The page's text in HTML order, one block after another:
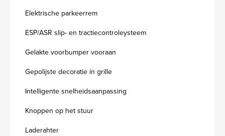
Elektrische parkeerrem
ESP/ASR slip- en tractiecontroleysteem
Gelakte voorbumper vooraan
Gepolijste decoratie in grille
Intelligente snelheidsaanpassing
Knoppen op het stuur
Laderahter